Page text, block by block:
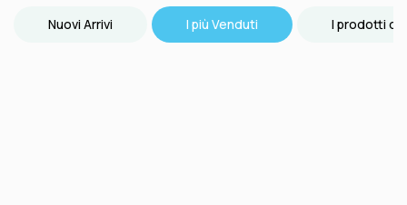
Nuovi Arrivi I più Venduti I prodotti